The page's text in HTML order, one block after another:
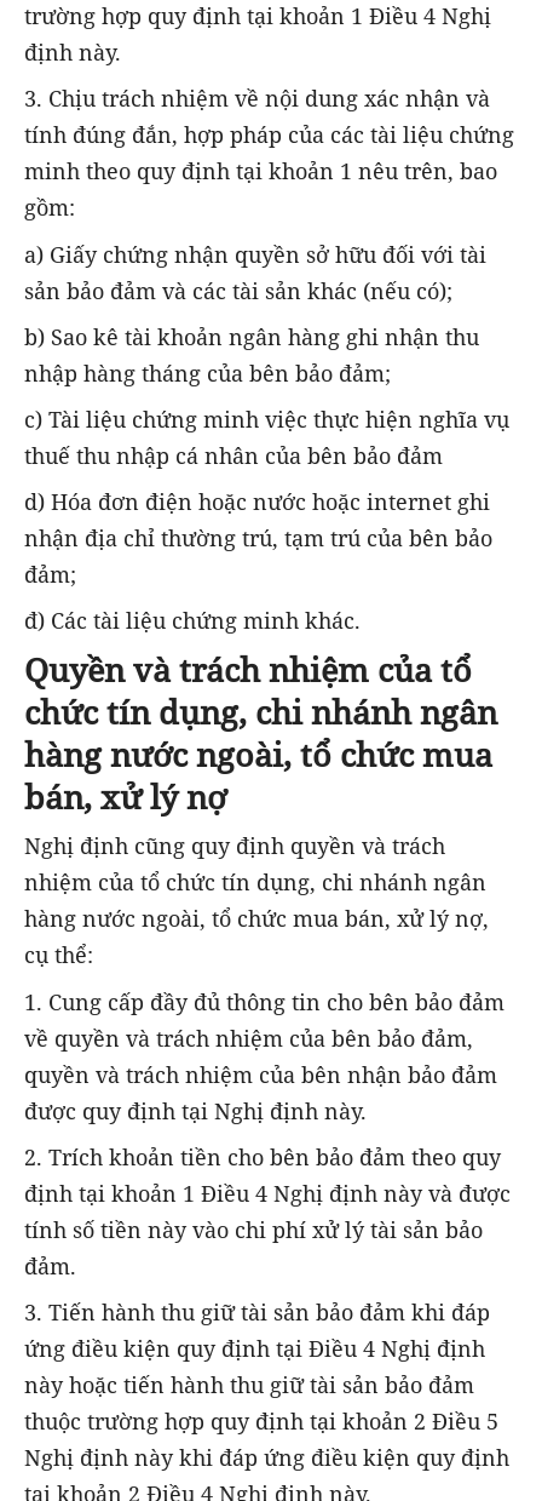
trường hợp quy định tại khoản 1 Điều 4 Nghị
định này.
3. Chịu trách nhiệm về nội dung xác nhận và
tính đúng đắn, hợp pháp của các tài liệu chứng
minh theo quy định tại khoản 1 nêu trên, bao
gồm:
a) Giấy chứng nhận quyền sở hữu đối với tài
sản bảo đảm và các tài sản khác (nếu có);
b) Sao kê tài khoản ngân hàng ghi nhận thu
nhập hàng tháng của bên bảo đảm;
c) Tài liệu chứng minh việc thực hiện nghĩa vụ
thuế thu nhập cá nhân của bên bảo đảm
d) Hóa đơn điện hoặc nước hoặc internet ghi
nhận địa chỉ thường trú, tạm trú của bên bảo
đảm;
đ) Các tài liệu chứng minh khác.
Quyền và trách nhiệm của tổ
chức tín dụng, chi nhánh ngân
hàng nước ngoài, tổ chức mua
bán, xử lý nợ
Nghị định cũng quy định quyền và trách
nhiệm của tổ chức tín dụng, chi nhánh ngân
hàng nước ngoài, tổ chức mua bán, xử lý nợ,
cụ thể:
1. Cung cấp đầy đủ thông tin cho bên bảo đảm
về quyền và trách nhiệm của bên bảo đảm,
quyền và trách nhiệm của bên nhận bảo đảm
được quy định tại Nghị định này.
2. Trích khoản tiền cho bên bảo đảm theo quy
định tại khoản 1 Điều 4 Nghị định này và được
tính số tiền này vào chi phí xử lý tài sản bảo
đảm.
3. Tiến hành thu giữ tài sản bảo đảm khi đáp
ứng điều kiện quy định tại Điều 4 Nghị định
này hoặc tiến hành thu giữ tài sản bảo đảm
thuộc trường hợp quy định tại khoản 2 Điều 5
Nghị định này khi đáp ứng điều kiện quy định
tại khoản 2 Điều 4 Nghị định này.